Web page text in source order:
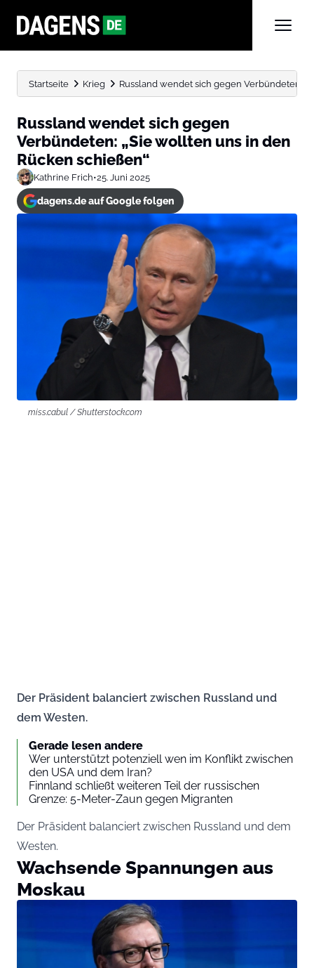
Startseite Krieg Russland wendet sich gegen Verbündeten:
Russland wendet sich gegen
Verbündeten: „Sie wollten uns in den
Rücken schießen“
Kathrine Frich•25. Juni 2025
dagens.de auf Google folgen
miss.cabul / Shutterstock.com
Der Präsident balanciert zwischen Russland und
dem Westen.
Gerade lesen andere
Wer unterstützt potenziell wen im Konflikt zwischen
den USA und dem Iran?
Finnland schließt weiteren Teil der russischen
Grenze: 5-Meter-Zaun gegen Migranten
Der Präsident balanciert zwischen Russland und dem
Westen.
Wachsende Spannungen aus
Moskau